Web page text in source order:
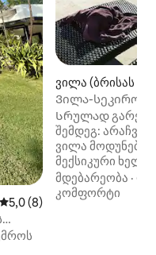
საშუალო შეფასებაა 5‑დან
5,0 (8)
ვილა (ბრისას I)
Ვილა-სეკირო
Სრულად
შემდეგ:
ვილა
მექსიკური
Ცალკე აუზი, 3
საძინებელი, 2
მდებარეობა ·
კომფორტი